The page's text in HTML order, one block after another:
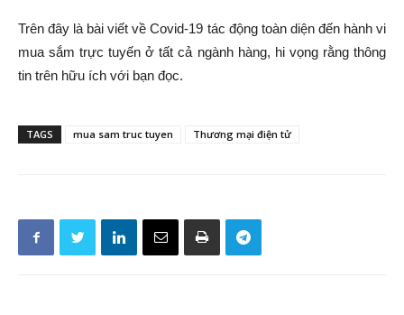
Trên đây là bài viết về Covid-19 tác động toàn diện đến hành vi
mua sắm trực tuyến ở tất cả ngành hàng, hi vọng rằng thông
tin trên hữu ích với bạn đọc.
TAGS mua sam truc tuyen Thương mại điện tử